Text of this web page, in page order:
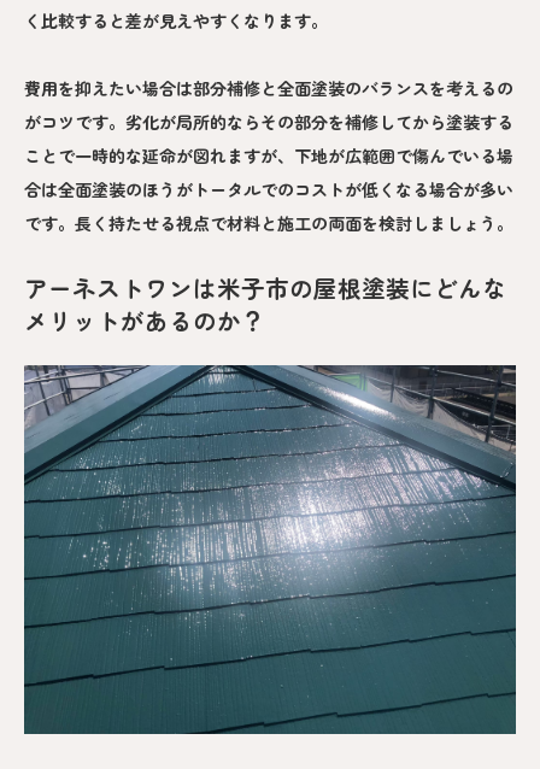
く比較すると差が見えやすくなります。
費用を抑えたい場合は部分補修と全面塗装のバランスを考えるの
がコツです。劣化が局所的ならその部分を補修してから塗装する
ことで一時的な延命が図れますが、下地が広範囲で傷んでいる場
合は全面塗装のほうがトータルでのコストが低くなる場合が多い
です。長く持たせる視点で材料と施工の両面を検討しましょう。
アーネストワンは米子市の屋根塗装にどんな
メリットがあるのか？